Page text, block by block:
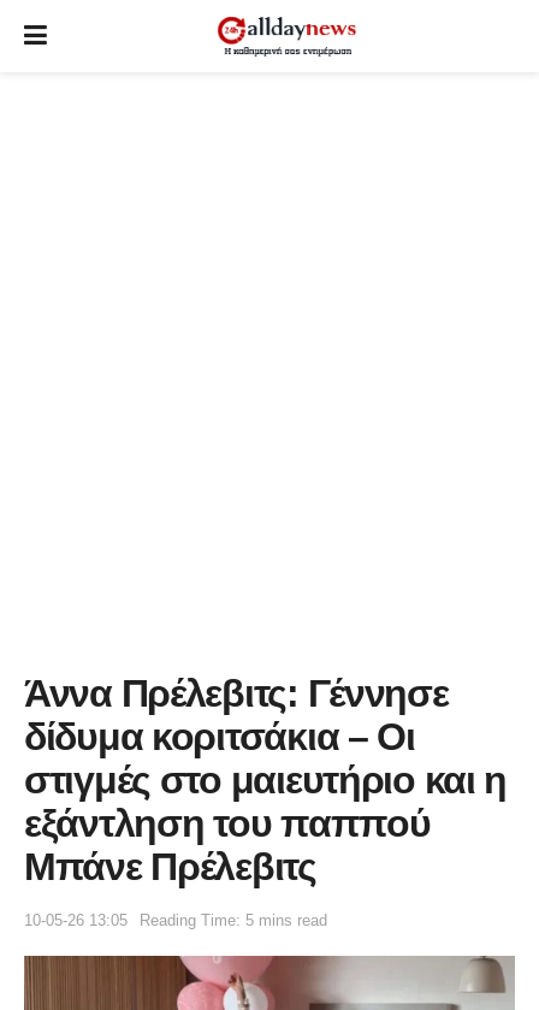
Άννα Πρέλεβιτς: Γέννησε
δίδυμα κοριτσάκια – Οι
στιγμές στο μαιευτήριο και η
εξάντληση του παππού
Μπάνε Πρέλεβιτς
10-05-26 13:05 Reading Time: 5 mins read